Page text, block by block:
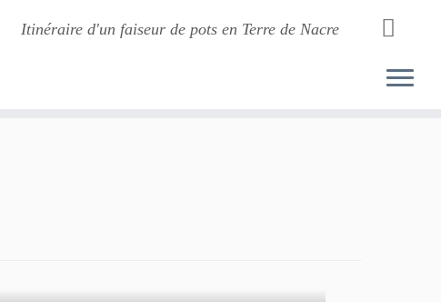
Itinéraire d'un faiseur de pots en Terre de Nacre